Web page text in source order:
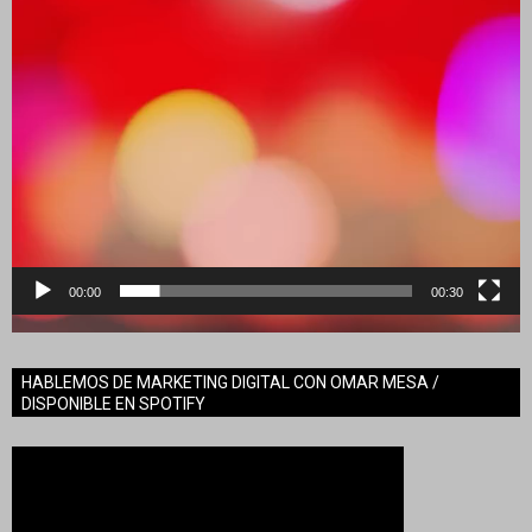
00:00 00:30
HABLEMOS DE MARKETING DIGITAL CON OMAR MESA /
DISPONIBLE EN SPOTIFY